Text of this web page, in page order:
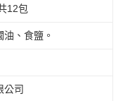
12包
、食鹽。
公司